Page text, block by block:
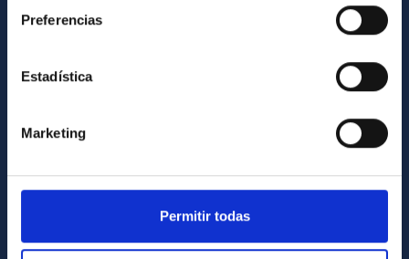
Preferencias
Estadística
Marketing
Permitir todas
INFORMACIÓN GENERAL
Cómo llegar al IAC
Biblioteca
Registro general
INFORMACIÓN INSTITUCIONAL